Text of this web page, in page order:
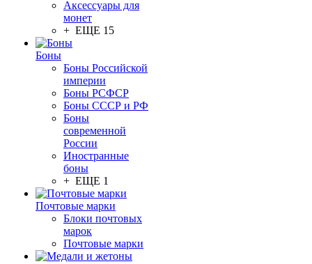
Аксессуары для
монет
+ ЕЩЕ 15
Боны
Боны Российской
империи
Боны РСФСР
Боны СССР и РФ
Боны
современной
России
Иностранные
боны
+ ЕЩЕ 1
Почтовые марки
Блоки почтовых
марок
Почтовые марки